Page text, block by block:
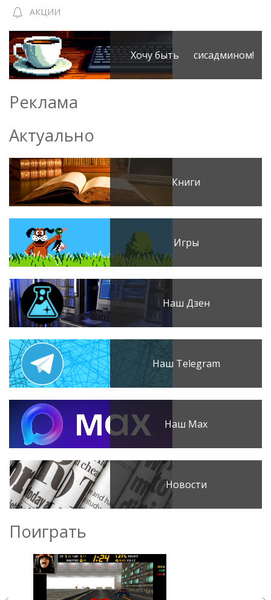
АКЦИИ
Хочу быть сисадмином!
Реклама
Актуально
Книги
Игры
Наш Дзен
Наш Telegram
Наш Max
Новости
Поиграть